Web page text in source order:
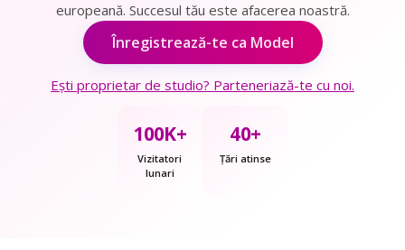
europeană. Succesul tău este afacerea noastră.
Înregistrează-te ca Model
Ești proprietar de studio? Parteneriază-te cu noi.
100K+
Vizitatori
lunari
40+
Țări atinse